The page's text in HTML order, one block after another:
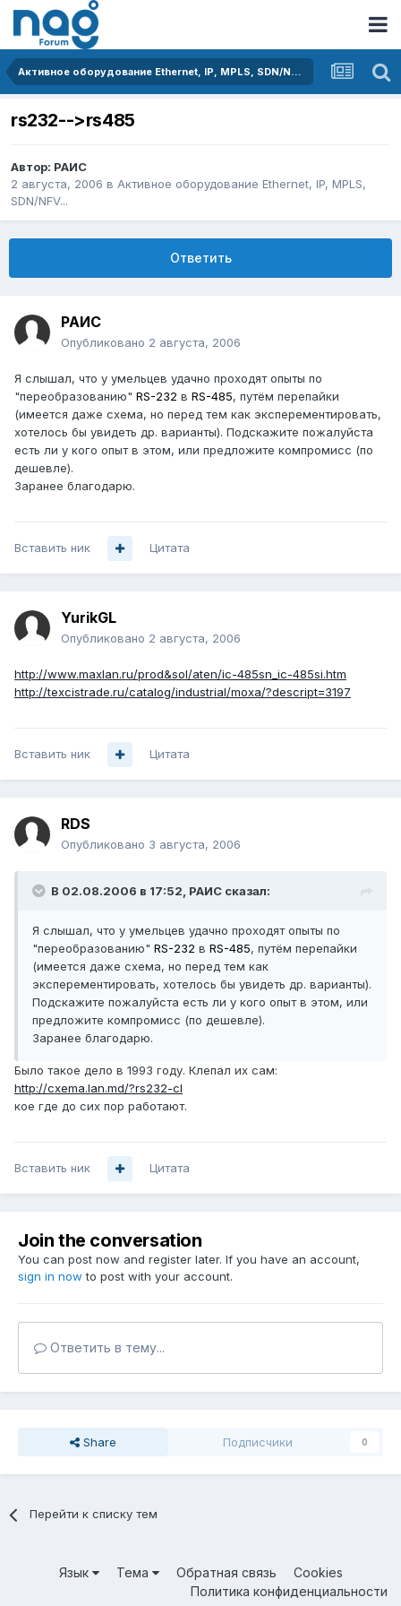
Активное оборудование Ethernet, IP, MPLS, SDN/NFV...
rs232-->rs485
Автор: РАИС
2 августа, 2006 в Активное оборудование Ethernet, IP, MPLS,
SDN/NFV...
Ответить
РАИС
Опубликовано 2 августа, 2006
Я слышал, что у умельцев удачно проходят опыты по
"переобразованию" RS-232 в RS-485, путём перепайки
(имеется даже схема, но перед тем как эксперементировать,
хотелось бы увидеть др. варианты). Подскажите пожалуйста
есть ли у кого опыт в этом, или предложите компромисс (по
дешевле).
Заранее благодарю.
Вставить ник Цитата
YurikGL
Опубликовано 2 августа, 2006
http://www.maxlan.ru/prod&sol/aten/ic-485sn_ic-485si.htm
http://texcistrade.ru/catalog/industrial/moxa/?descript=3197
Вставить ник Цитата
RDS
Опубликовано 3 августа, 2006
В 02.08.2006 в 17:52, РАИС сказал:
Я слышал, что у умельцев удачно проходят опыты по
"переобразованию" RS-232 в RS-485, путём перепайки
(имеется даже схема, но перед тем как
эксперементировать, хотелось бы увидеть др. варианты).
Подскажите пожалуйста есть ли у кого опыт в этом, или
предложите компромисс (по дешевле).
Заранее благодарю.
Было такое дело в 1993 году. Клепал их сам:
http://cxema.lan.md/?rs232-cl
кое где до сих пор работают.
Вставить ник Цитата
Join the conversation
You can post now and register later. If you have an account,
sign in now to post with your account.
Ответить в тему...
Share Подписчики 0
Перейти к списку тем
Язык Тема Обратная связь
Cookies
Политика конфиденциальности